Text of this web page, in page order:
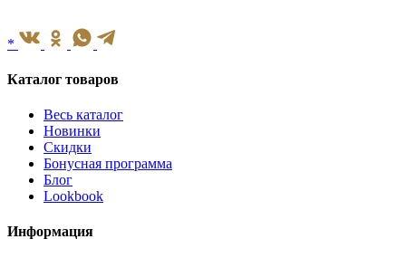
*
Каталог товаров
Весь каталог
Новинки
Скидки
Бонусная программа
Блог
Lookbook
Информация